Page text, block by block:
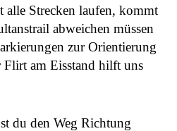
Strecken laufen, kommt
abweichen müssen
zur Orientierung
am Eisstand hilft uns
du den Weg Richtung